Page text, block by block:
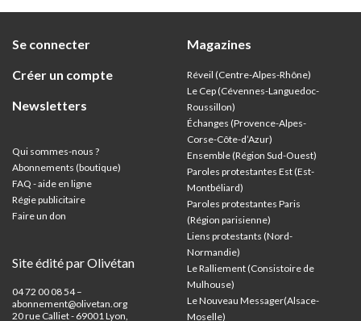
Se connecter
Créer un compte
Newsletters
Qui sommes-nous ?
Abonnements (boutique)
FAQ - aide en ligne
Régie publicitaire
Faire un don
Site édité par Olivétan
04 72 00 08 54 –
abonnement@olivetan.org
20 rue Calliet - 69001 Lyon,
Magazines
Réveil (Centre-Alpes-Rhône)
Le Cep (Cévennes-Languedoc-
Roussillon)
Échanges (Provence-Alpes-
Corse-Côte-d’Azur)
Ensemble (Région Sud-Ouest)
Paroles protestantes Est (Est-
Montbéliard)
Paroles protestantes Paris
(Région parisienne)
Liens protestants (Nord-
Normandie)
Le Ralliement (Consistoire de
Mulhouse)
Le Nouveau Messager(Alsace-
Moselle)